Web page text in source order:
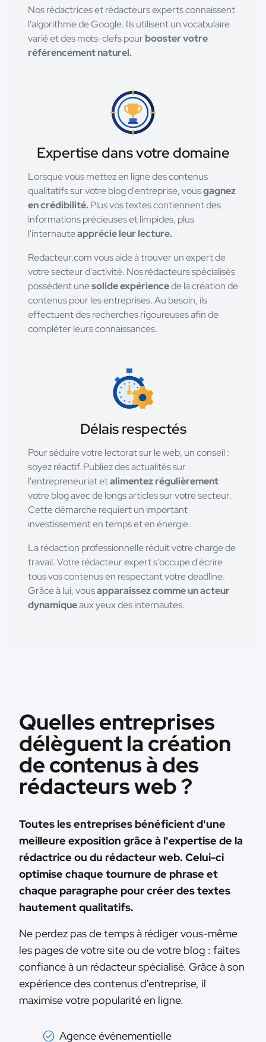
Nos rédactrices et rédacteurs experts connaissent
l'algorithme de Google. Ils utilisent un vocabulaire
varié et des mots-clefs pourbooster votre
référencement naturel.
Expertise dans votre domaine
Lorsque vous mettez en ligne des contenus
qualitatifs sur votre blog d'entreprise, vousgagnez
en crédibilité.Plus vos textes contiennent des
informations précieuses et limpides, plus
l'internauteapprécie leur lecture.
Redacteur.com vous aide à trouver un expert de
votre secteur d'activité. Nos rédacteurs spécialisés
possèdent unesolide expériencede la création de
contenus pour les entreprises. Au besoin, ils
effectuent des recherches rigoureuses afin de
compléter leurs connaissances.
Délais respectés
Pour séduire votre lectorat sur le web, un conseil :
soyez réactif. Publiez des actualités sur
l'entrepreneuriat etalimentez régulièrement
votre blog avec de longs articles sur votre secteur.
Cette démarche requiert un important
investissement en temps et en énergie.
La rédaction professionnelle réduit votre charge de
travail. Votre rédacteur expert s'occupe d'écrire
tous vos contenus en respectant votre deadline.
Grâce à lui, vousapparaissez comme un acteur
dynamiqueaux yeux des internautes.
Quelles entreprises
délèguent la création
de contenus à des
rédacteurs web ?
Toutes les entreprises bénéficient d'une
meilleure exposition grâce à l'expertise de la
rédactrice ou du rédacteur web. Celui-ci
optimise chaque tournure de phrase et
chaque paragraphe pour créer des textes
hautement qualitatifs.
Ne perdez pas de temps à rédiger vous-même
les pages de votre site ou de votre blog : faites
confiance à un rédacteur spécialisé. Grâce à son
expérience des contenus d'entreprise, il
maximise votre popularité en ligne.
Agence événementielle